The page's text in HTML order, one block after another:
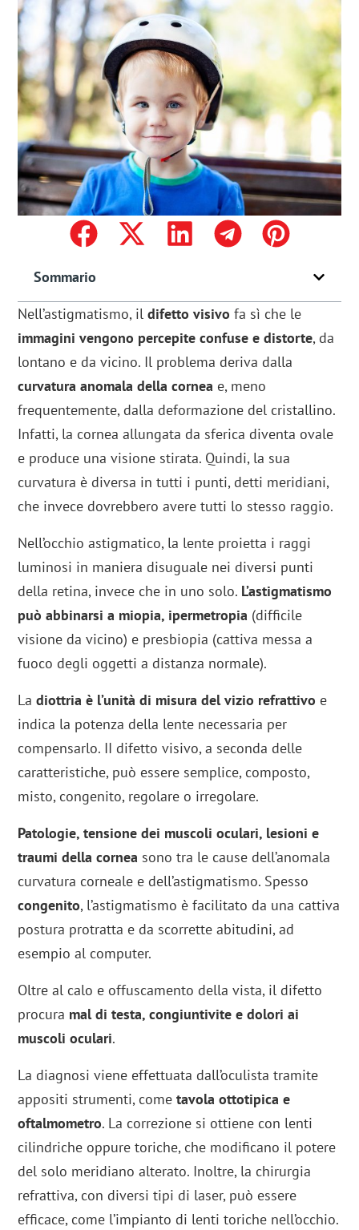
Sommario
Nell’astigmatismo, ildifetto visivo fa sì che le
immagini vengono percepite confuse e distorte, da
lontano e da vicino. Il problema deriva dalla
curvatura anomala della cornea e, meno
frequentemente, dalla deformazione del cristallino.
Infatti, la cornea allungata da sferica diventa ovale
e produce una visione stirata. Quindi, la sua
curvatura è diversa in tutti i punti, detti meridiani,
che invece dovrebbero avere tutti lo stesso raggio.
Nell’occhio astigmatico, la lente proietta i raggi
luminosi in maniera disuguale nei diversi punti
della retina, invece che in uno solo. L’astigmatismo
può abbinarsi a miopia, ipermetropia (difficile
visione da vicino) e presbiopia (cattiva messa a
fuoco degli oggetti a distanza normale).
Ladiottria è l’unità di misura del vizio refrattivo e
indica la potenza della lente necessaria per
compensarlo. II difetto visivo, a seconda delle
caratteristiche, può essere semplice, composto,
misto, congenito, regolare o irregolare.
Patologie, tensione dei muscoli oculari, lesioni e
traumi della cornea sono tra le cause dell’anomala
curvatura corneale e dell’astigmatismo. Spesso
congenito, l’astigmatismo è facilitato da una cattiva
postura protratta e da scorrette abitudini, ad
esempio al computer.
Oltre al calo e offuscamento della vista, il difetto
procura mal di testa, congiuntivite e dolori ai
muscoli oculari.
La diagnosi viene effettuata dall’oculista tramite
appositi strumenti, cometavola ottotipica e
oftalmometro. La correzione si ottiene con lenti
cilindriche oppure toriche, che modificano il potere
del solo meridiano alterato. Inoltre, la chirurgia
refrattiva, con diversi tipi di laser, può essere
efficace, come l’impianto di lenti toriche nell’occhio.